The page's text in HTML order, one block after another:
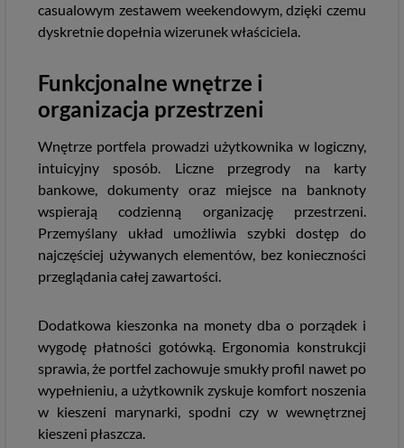
casualowym zestawem weekendowym, dzięki czemu
dyskretnie dopełnia wizerunek właściciela.
Funkcjonalne wnętrze i
organizacja przestrzeni
Wnętrze portfela prowadzi użytkownika w logiczny,
intuicyjny sposób. Liczne przegrody na karty
bankowe, dokumenty oraz miejsce na banknoty
wspierają codzienną organizację przestrzeni.
Przemyślany układ umożliwia szybki dostęp do
najczęściej używanych elementów, bez konieczności
przeglądania całej zawartości.
Dodatkowa kieszonka na monety dba o porządek i
wygodę płatności gotówką. Ergonomia konstrukcji
sprawia, że portfel zachowuje smukły profil nawet po
wypełnieniu, a użytkownik zyskuje komfort noszenia
w kieszeni marynarki, spodni czy w wewnętrznej
kieszeni płaszcza.